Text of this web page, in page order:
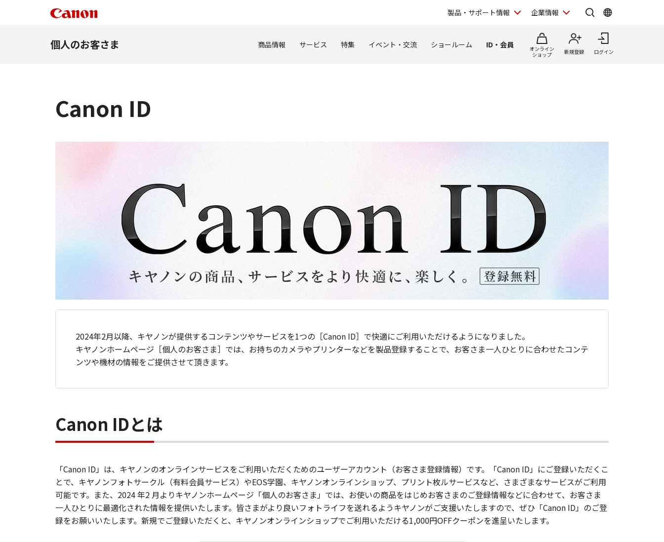
製品・サポート情報 企業情報
個人のお客さま 商品情報 サービス 特集 イベント・交流 ショールーム ID・会員
オンライン
ショップ
新規登録 ログイン
Canon ID
2024年2月以降、キヤノンが提供するコンテンツやサービスを1つの［Canon ID］で快適にご利用いただけるようになりました。
キヤノンホームページ［個人のお客さま］では、お持ちのカメラやプリンターなどを製品登録することで、お客さま一人ひとりに合わせたコンテ
ンツや機材の情報をご提供させて頂きます。
Canon IDとは
「Canon ID」は、キヤノンのオンラインサービスをご利用いただくためのユーザーアカウント（お客さま登録情報）です。「Canon ID」にご登録いただくこ
とで、キヤノンフォトサークル（有料会員サービス）やEOS学園、キヤノンオンラインショップ、プリント枚ルサービスなど、さまざまなサービスがご利用
可能です。また、2024 年2 月よりキヤノンホームページ「個人のお客さま」では、お使いの商品をはじめお客さまのご登録情報などに合わせて、お客さま
一人ひとりに最適化された情報を提供いたします。皆さまがより良いフォトライフを送れるようキヤノンがご支援いたしますので、ぜひ「Canon ID」のご登
録をお願いいたします。新規でご登録いただくと、キヤノンオンラインショップでご利用いただける1,000円OFFクーポンを進呈いたします。